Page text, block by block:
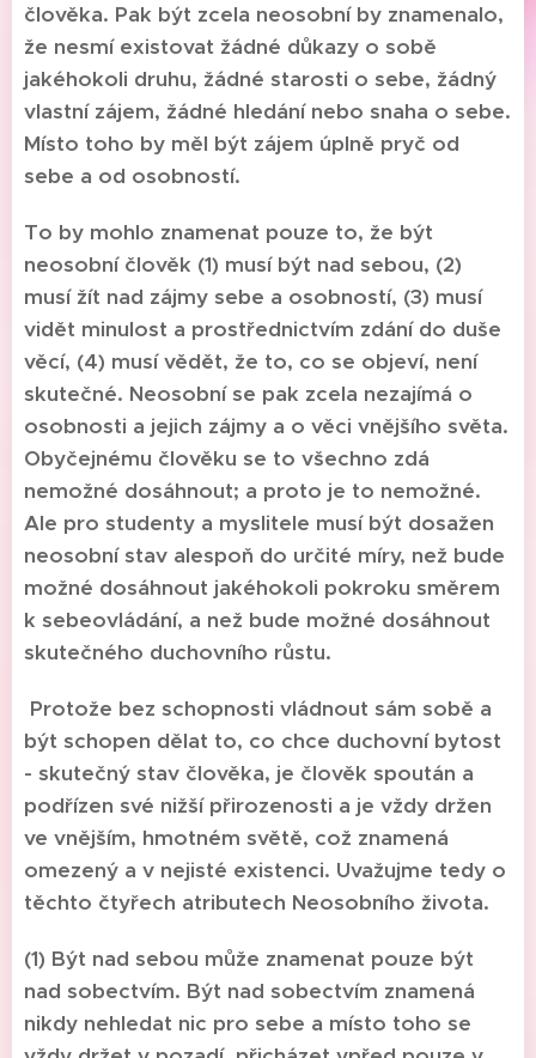
člověka. Pak být zcela neosobní by znamenalo,
že nesmí existovat žádné důkazy o sobě
jakéhokoli druhu, žádné starosti o sebe, žádný
vlastní zájem, žádné hledání nebo snaha o sebe.
Místo toho by měl být zájem úplně pryč od
sebe a od osobností.
To by mohlo znamenat pouze to, že být
neosobní člověk (1) musí být nad sebou, (2)
musí žít nad zájmy sebe a osobností, (3) musí
vidět minulost a prostřednictvím zdání do duše
věcí, (4) musí vědět, že to, co se objeví, není
skutečné. Neosobní se pak zcela nezajímá o
osobnosti a jejich zájmy a o věci vnějšího světa.
Obyčejnému člověku se to všechno zdá
nemožné dosáhnout; a proto je to nemožné.
Ale pro studenty a myslitele musí být dosažen
neosobní stav alespoň do určité míry, než bude
možné dosáhnout jakéhokoli pokroku směrem
k sebeovládání, a než bude možné dosáhnout
skutečného duchovního růstu.
Protože bez schopnosti vládnout sám sobě a
být schopen dělat to, co chce duchovní bytost
- skutečný stav člověka, je člověk spoután a
podřízen své nižší přirozenosti a je vždy držen
ve vnějším, hmotném světě, což znamená
omezený a v nejisté existenci. Uvažujme tedy o
těchto čtyřech atributech Neosobního života.
(1) Být nad sebou může znamenat pouze být
nad sobectvím. Být nad sobectvím znamená
nikdy nehledat nic pro sebe a místo toho se